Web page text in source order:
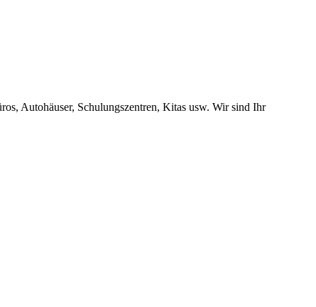
Autohäuser, Schulungszentren, Kitas usw. Wir sind Ihr